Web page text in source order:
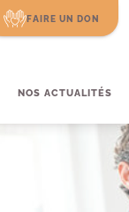
FAIRE UN DON
NOS ACTUALITÉS